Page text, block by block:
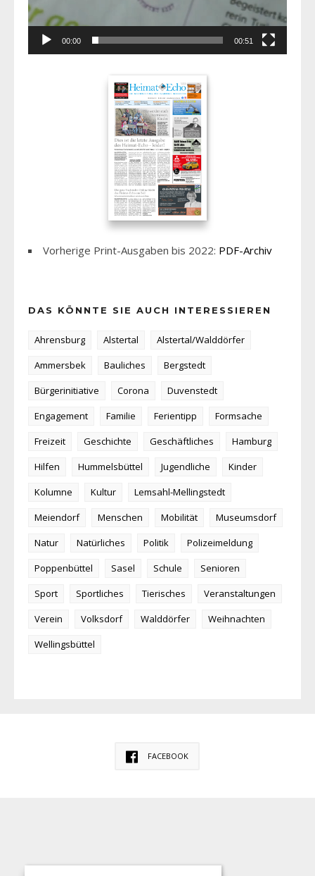
00:00 00:51
Vorherige Print-Ausgaben bis 2022: PDF-Archiv
DAS KÖNNTE SIE AUCH INTERESSIEREN
Ahrensburg Alstertal
Alstertal/Walddörfer
Ammersbek
Bauliches
Bergstedt
Bürgerinitiative
Corona
Duvenstedt
Engagement
Familie Ferientipp
Formsache
Freizeit
Geschichte Geschäftliches
Hamburg
Hilfen
Hummelsbüttel Jugendliche
Kinder
Kolumne
Kultur
Lemsahl-Mellingstedt
Meiendorf
Menschen Mobilität
Museumsdorf
Natur
Natürliches Politik
Polizeimeldung
Poppenbüttel
Sasel Schule
Senioren
Sport
Sportliches Tierisches
Veranstaltungen
Verein
Volksdorf Walddörfer
Weihnachten
Wellingsbüttel
FACEBOOK